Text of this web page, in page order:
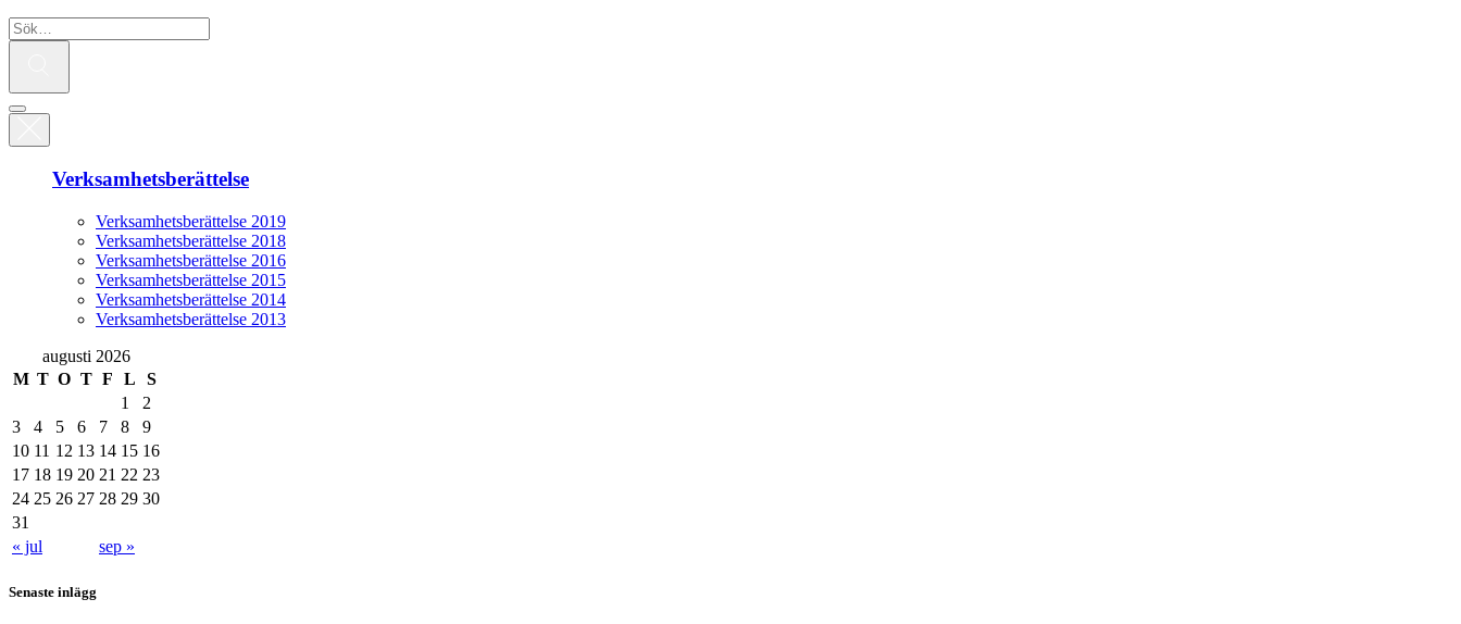
Verksamhetsberättelse
Verksamhetsberättelse 2019
Verksamhetsberättelse 2018
Verksamhetsberättelse 2016
Verksamhetsberättelse 2015
Verksamhetsberättelse 2014
Verksamhetsberättelse 2013
augusti 2026
M T O T F L
S
1
2
3
4 5 6 7 8
9
10 11 12 13 14 15 16
17 18 19 20 21 22 23
24 25 26 27 28 29 30
31
« jul
sep »
Senaste inlägg